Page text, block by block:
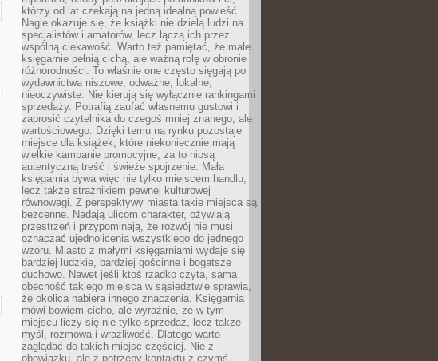
którzy od lat czekają na jedną idealną powieść.
Nagle okazuje się, że książki nie dzielą ludzi na
specjalistów i amatorów, lecz łączą ich przez
wspólną ciekawość. Warto też pamiętać, że małe
księgarnie pełnią cichą, ale ważną rolę w obronie
różnorodności. To właśnie one często sięgają po
wydawnictwa niszowe, odważne, lokalne,
nieoczywiste. Nie kierują się wyłącznie rankingami
sprzedaży. Potrafią zaufać własnemu gustowi i
zaprosić czytelnika do czegoś mniej znanego, ale
wartościowego. Dzięki temu na rynku pozostaje
miejsce dla książek, które niekoniecznie mają
wielkie kampanie promocyjne, za to niosą
autentyczną treść i świeże spojrzenie. Mała
księgarnia bywa więc nie tylko miejscem handlu,
lecz także strażnikiem pewnej kulturowej
równowagi. Z perspektywy miasta takie miejsca są
bezcenne. Nadają ulicom charakter, ożywiają
przestrzeń i przypominają, że rozwój nie musi
oznaczać ujednolicenia wszystkiego do jednego
wzoru. Miasto z małymi księgarniami wydaje się
bardziej ludzkie, bardziej gościnne i bogatsze
duchowo. Nawet jeśli ktoś rzadko czyta, sama
obecność takiego miejsca w sąsiedztwie sprawia,
że okolica nabiera innego znaczenia. Księgarnia
mówi bowiem cicho, ale wyraźnie, że w tym
miejscu liczy się nie tylko sprzedaż, lecz także
myśl, rozmowa i wrażliwość. Dlatego warto
zaglądać do takich miejsc częściej. Nie z
obowiązku, ale z potrzeby kontaktu z czymś